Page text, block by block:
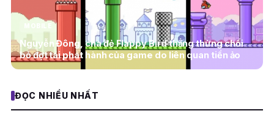
MOBILE
Nguyễn Đông, cha đẻ Flappy Bird thẳng thừng chối
bỏ đợt tái phát hành của game do liên quan tiền ảo
ĐỌC NHIỀU NHẤT